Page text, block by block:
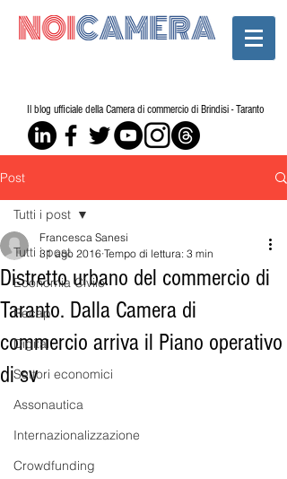
Il blog ufficiale della Camera di commercio di Brindisi - Taranto
Post
Tutti i post
Economia Civile
Recap
Digital
Settori economici
Assonautica
Internazionalizzazione
Crowdfunding
Tutti i post
Distretto urbano del commercio di
Taranto. Dalla Camera di
commercio arriva il Piano operativo
di sv
Francesca Sanesi
31 ago 2016 Tempo di lettura: 3 min